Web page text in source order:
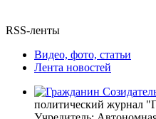
RSS-ленты
Видео, фото, статьи
Лента новостей
политический журнал